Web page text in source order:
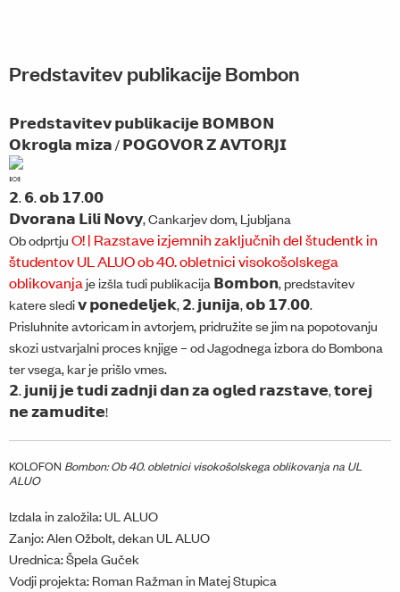
Predstavitev publikacije Bombon
𝗣𝗿𝗲𝗱𝘀𝘁𝗮𝘃𝗶𝘁𝗲𝘃 𝗽𝘂𝗯𝗹𝗶𝗸𝗮𝗰𝗶𝗷𝗲 𝗕𝗢𝗠𝗕𝗢𝗡
𝗢𝗸𝗿𝗼𝗴𝗹𝗮 𝗺𝗶𝘇𝗮 / 𝗣𝗢𝗚𝗢𝗩𝗢𝗥 𝗭 𝗔𝗩𝗧𝗢𝗥𝗝𝗜
𝟮. 𝟲. 𝗼𝗯 𝟭𝟳.𝟬𝟬
𝗗𝘃𝗼𝗿𝗮𝗻𝗮 𝗟𝗶𝗹𝗶 𝗡𝗼𝘃𝘆, Cankarjev dom, Ljubljana
Ob odprtjuO! | Razstave izjemnih zaključnih del študentk in
študentov UL ALUO ob 40. obletnici visokošolskega
oblikovanjaje izšla tudi publikacija 𝗕𝗼𝗺𝗯𝗼𝗻, predstavitev
katere sledi 𝘃 𝗽𝗼𝗻𝗲𝗱𝗲𝗹𝗷𝗲𝗸, 𝟮. 𝗷𝘂𝗻𝗶𝗷𝗮, 𝗼𝗯 𝟭𝟳.𝟬𝟬.
Prisluhnite avtoricam in avtorjem, pridružite se jim na popotovanju
skozi ustvarjalni proces knjige – od Jagodnega izbora do Bombona
ter vsega, kar je prišlo vmes.
𝟮. 𝗷𝘂𝗻𝗶𝗷 𝗷𝗲 𝘁𝘂𝗱𝗶 𝘇𝗮𝗱𝗻𝗷𝗶 𝗱𝗮𝗻 𝘇𝗮 𝗼𝗴𝗹𝗲𝗱 𝗿𝗮𝘇𝘀𝘁𝗮𝘃𝗲, 𝘁𝗼𝗿𝗲𝗷
𝗻𝗲 𝘇𝗮𝗺𝘂𝗱𝗶𝘁𝗲!
KOLOFON Bombon: Ob 40. obletnici visokošolskega oblikovanja na UL
ALUO
Izdala in založila: UL ALUO
Zanjo: Alen Ožbolt, dekan UL ALUO
Urednica: Špela Guček
Vodji projekta: Roman Ražman in Matej Stupica